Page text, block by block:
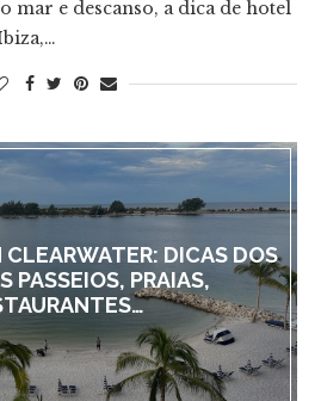
mar e descanso, a dica de hotel
CLEARWATER: DICAS DOS
PASSEIOS, PRAIAS,